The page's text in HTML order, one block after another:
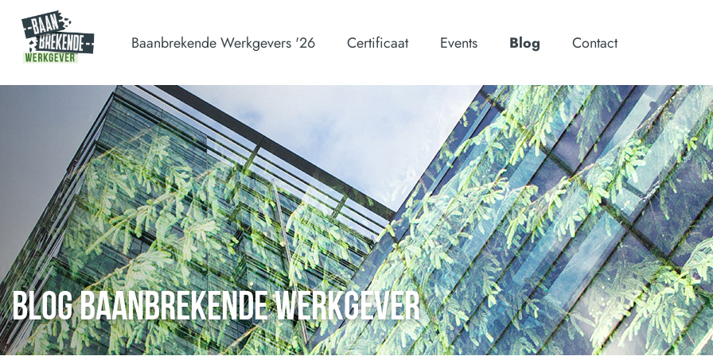
Baanbrekende Werkgevers '26 Certificaat Events Blog Contact
BLOG BAANBREKENDE WERKGEVER